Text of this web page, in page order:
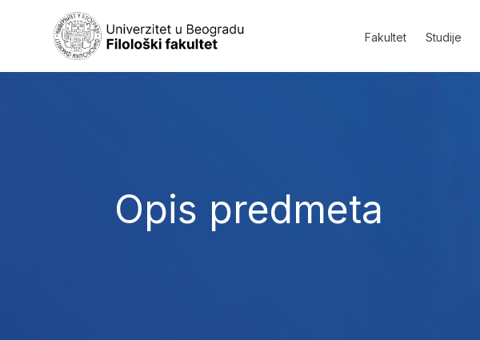
Fakultet Studije
Opis predmeta